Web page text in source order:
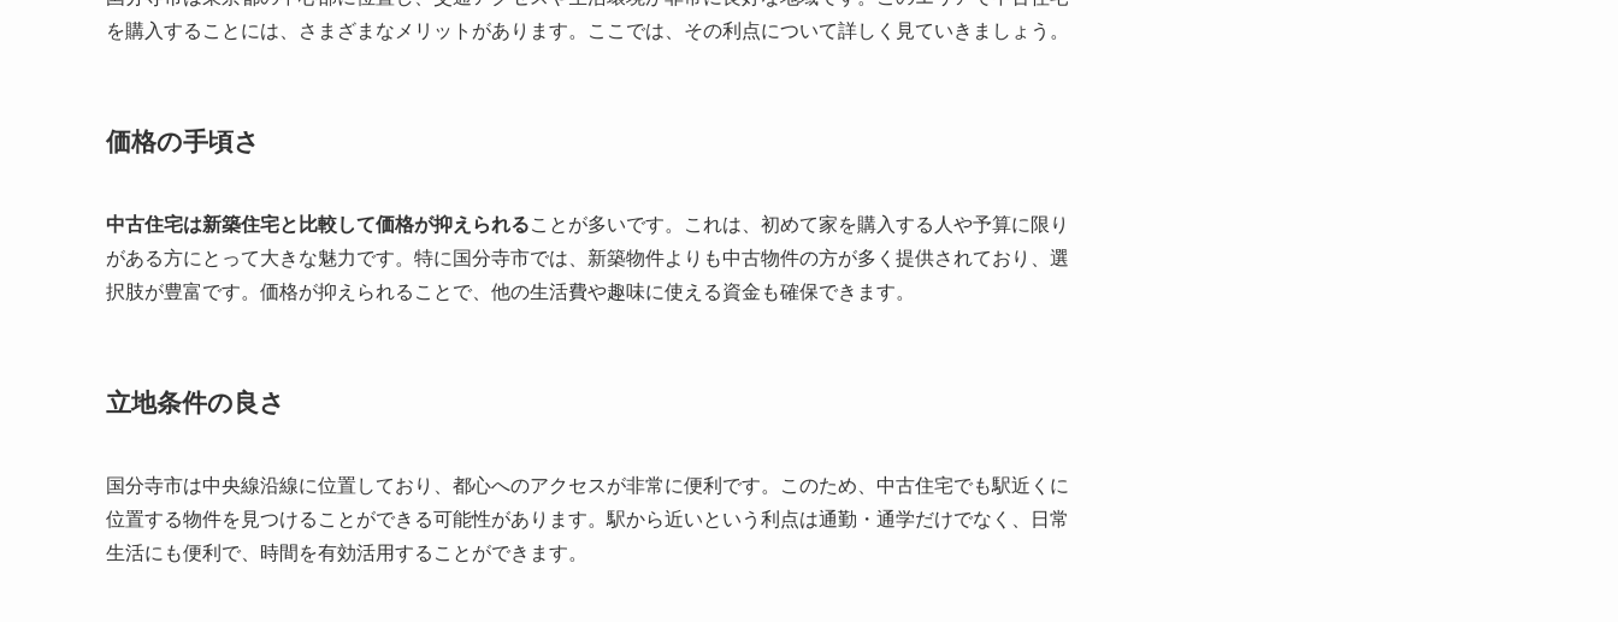
を購入することには、さまざまなメリットがあります。ここでは、その利点について詳しく見ていきましょう。
価格の手頃さ
中古住宅は新築住宅と比較して価格が抑えられることが多いです。これは、初めて家を購入する人や予算に限り
がある方にとって大きな魅力です。特に国分寺市では、新築物件よりも中古物件の方が多く提供されており、選
択肢が豊富です。価格が抑えられることで、他の生活費や趣味に使える資金も確保できます。
立地条件の良さ
国分寺市は中央線沿線に位置しており、都心へのアクセスが非常に便利です。このため、中古住宅でも駅近くに
位置する物件を見つけることができる可能性があります。駅から近いという利点は通勤・通学だけでなく、日常
生活にも便利で、時間を有効活用することができます。